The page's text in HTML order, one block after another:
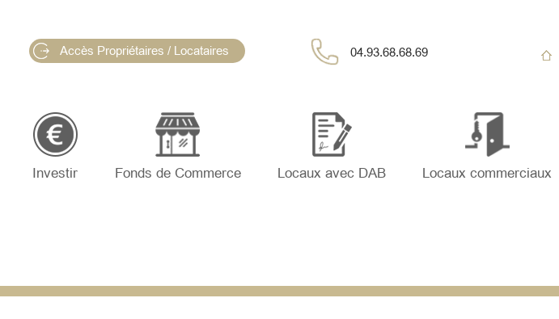
Accès Propriétaires / Locataires 04.93.68.68.69
Investir Fonds de Commerce Locaux avec DAB Locaux commerciaux